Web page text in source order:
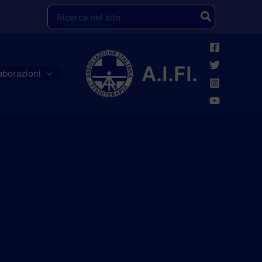
Ricerca
per:
A.I.FI.